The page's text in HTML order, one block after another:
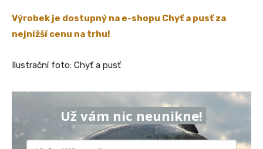
Výrobek je dostupný na e-shopu Chyť a pusť za
nejnižší cenu na trhu!
Ilustrační foto: Chyť a pusť
Už vám nic neunikne!